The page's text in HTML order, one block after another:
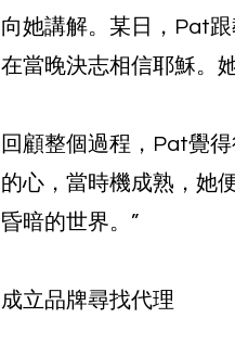
向她講解。某日，Pat
在當晚決志相信耶穌。
回顧整個過程，Pat覺
的心，當時機成熟，她
昏暗的世界。”
成立品牌尋找代理